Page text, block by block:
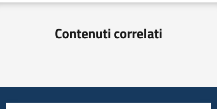
Contenuti correlati